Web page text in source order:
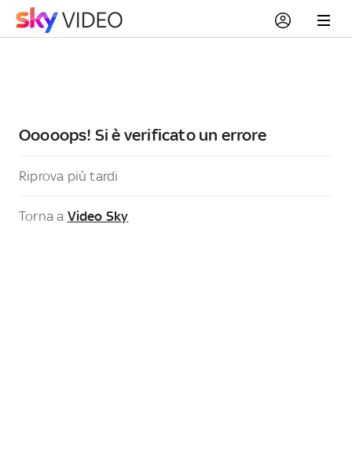
Ooooops! Si è verificato un errore
Riprova più tardi
Torna a Video Sky